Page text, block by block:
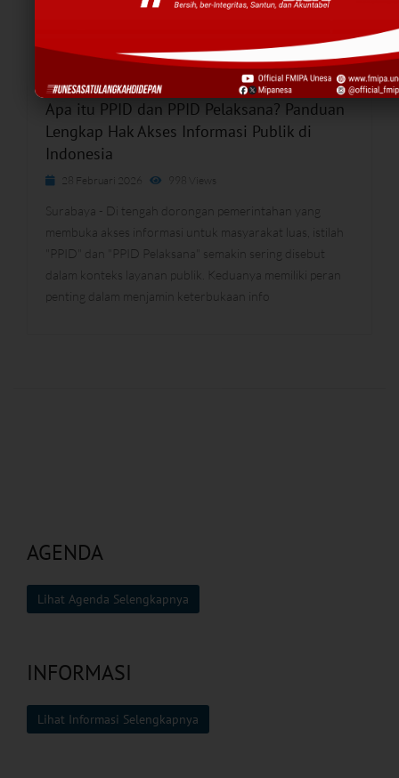
Apa itu PPID dan PPID Pelaksana? Panduan
Lengkap Hak Akses Informasi Publik di
Indonesia
28 Februari 2026 998 Views
Surabaya - Di tengah dorongan pemerintahan yang
membuka akses informasi untuk masyarakat luas, istilah
"PPID" dan "PPID Pelaksana" semakin sering disebut
dalam konteks layanan publik. Keduanya memiliki peran
penting dalam menjamin keterbukaan info
AGENDA
Lihat Agenda Selengkapnya
INFORMASI
Lihat Informasi Selengkapnya